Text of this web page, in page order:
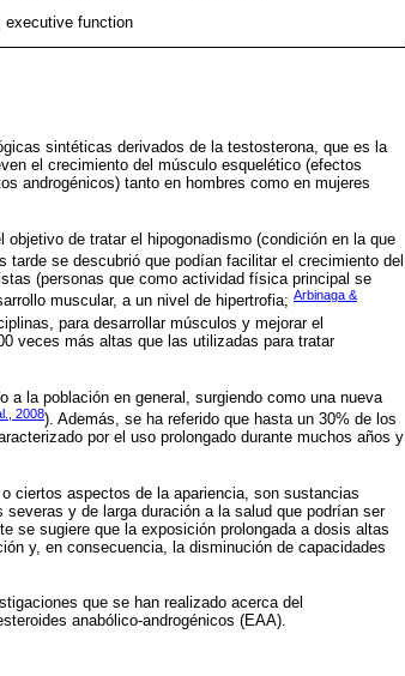
executive function
sintéticas derivados de la testosterona, que es la
el crecimiento del músculo esquelético (efectos
androgénicos) tanto en hombres como en mujeres
de tratar el hipogonadismo (condición en la que
tarde se descubrió que podían facilitar el crecimiento del
(personas que como actividad física principal se
muscular, a un nivel de hipertrofia; Arbinaga &
para desarrollar músculos y mejorar el
veces más altas que las utilizadas para tratar
la población en general, surgiendo como una nueva
2008). Además, se ha referido que hasta un 30% de los
por el uso prolongado durante muchos años y
ciertos aspectos de la apariencia, son sustancias
y de larga duración a la salud que podrían ser
se sugiere que la exposición prolongada a dosis altas
y, en consecuencia, la disminución de capacidades
que se han realizado acerca del
anabólico-androgénicos (EAA).